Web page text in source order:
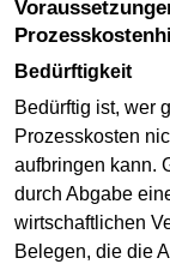
Voraussetzungen für die Gewährung von
Bedürftigkeit
Bedürftig ist, wer
Prozesskosten
aufbringen kann.
durch Abgabe
wirtschaftlichen
Belegen, die die